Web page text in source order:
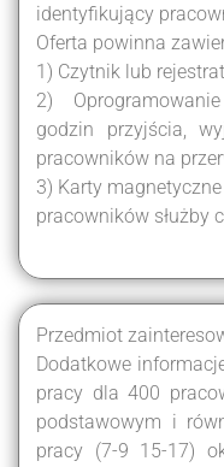
identyfikujący
Oferta powinna
1) Czytnik lub
2)
godzin przyjścia,
pracowników na
3) Karty
pracowników służby
Przedmiot
Dodatkowe
pracy dla 400
podstawowym i
pracy (7-9 15-17)